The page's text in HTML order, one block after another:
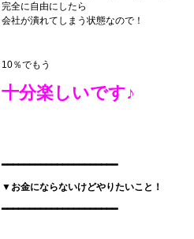
完全に自由にしたら
会社が潰れてしまう状態なので！
10％でもう
十分楽しいです♪
━━━━━━━━━━━━━━━━━━━━━
▼お金にならないけどやりたいこと！
━━━━━━━━━━━━━━━━━━━━━